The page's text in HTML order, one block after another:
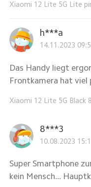
Xiaomi 12 Lite 5G Lite
h***a
14.11.2023
Das Handy liegt
Frontkamera hat viel
Xiaomi 12 Lite 5G Black
8***3
10.08.2023
Super Smartphone
kein Mensch...